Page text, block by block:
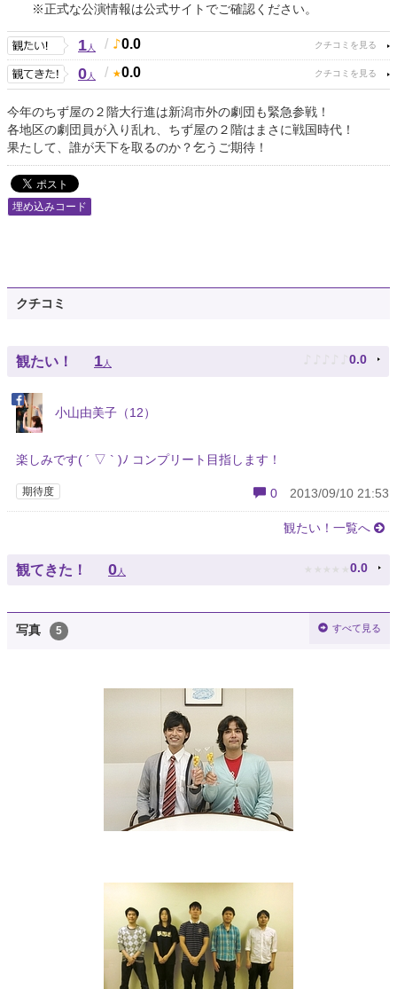
※正式な公演情報は公式サイトでご確認ください。
1人 / 0.0
0人 / 0.0
今年のちず屋の２階大行進は新潟市外の劇団も緊急参戦！
各地区の劇団員が入り乱れ、ちず屋の２階はまさに戦国時代！
果たして、誰が天下を取るのか？乞うご期待！
埋め込みコード
クチコミ
観たい！ 1人 ♪ ♪ ♪ ♪ ♪ 0.0
小山由美子（12）
楽しみです( ´ ▽ ` )ﾉ コンプリート目指します！
期待度 0 2013/09/10 21:53
観たい！一覧へ
観てきた！ 0 人 ★ ★ ★ ★ ★ 0.0
写真 5 すべて見る